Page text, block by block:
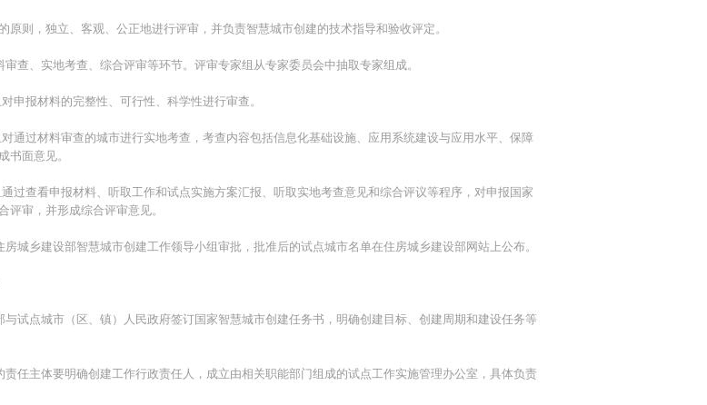
原则，独立、客观、公正地进行评审，并负责智慧城市创建的技术指导和验收评定。
查、实地考查、综合评审等环节。评审专家组从专家委员会中抽取专家组成。
申报材料的完整性、可行性、科学性进行审查。
对通过材料审查的城市进行实地考查，考查内容包括信息化基础设施、应用系统建设与应用水平、保障
书面意见。
通过查看申报材料、听取工作和试点实施方案汇报、听取实地考查意见和综合评议等程序，对申报国家
评审，并形成综合评审意见。
城乡建设部智慧城市创建工作领导小组审批，批准后的试点城市名单在住房城乡建设部网站上公布。
试点城市（区、镇）人民政府签订国家智慧城市创建任务书，明确创建目标、创建周期和建设任务等
任主体要明确创建工作行政责任人，成立由相关职能部门组成的试点工作实施管理办公室，具体负责